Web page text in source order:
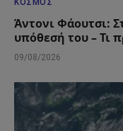
ΚΌΣΜΟΣ
Άντονι Φάουτσι:
υπόθεσή του – Τι
09/08/2026